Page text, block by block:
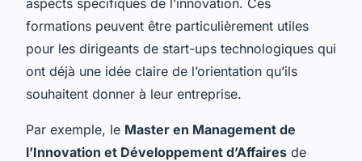
formations peuvent être particulièrement utiles
pour les dirigeants de start-ups technologiques qui
ont déjà une idée claire de l’orientation qu’ils
souhaitent donner à leur entreprise.
Par exemple, le Master en Management de
l’Innovation et Développement d’Affaires de